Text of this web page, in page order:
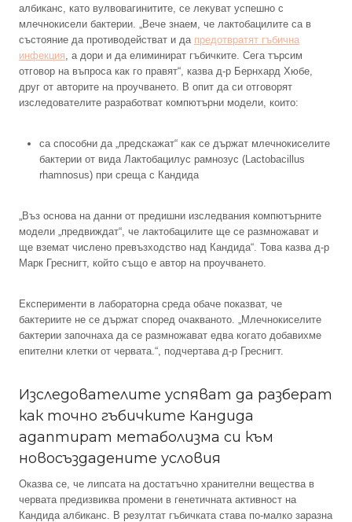
албиканс, като вулвовагинитите, се лекуват успешно с
млечнокисели бактерии. „Вече знаем, че лактобацилите са в
състояние да противодействат и да предотвратят гъбична
инфекция, а дори и да елиминират гъбичките. Сега търсим
отговор на въпроса как го правят“, казва д-р Бернхард Хюбе,
друг от авторите на проучването. В опит да си отговорят
изследователите разработват компютърни модели, които:
са способни да „предскажат“ как се държат млечнокиселите
бактерии от вида Лактобацилус рамнозус (Lactobacillus
rhamnosus) при среща с Кандида
„Въз основа на данни от предишни изследвания компютърните
модели „предвиждат“, че лактобацилите ще се размножават и
ще вземат числено превъзходство над Кандида“. Това казва д-р
Марк Греснигт, който също е автор на проучването.
Експерименти в лабораторна среда обаче показват, че
бактериите не се държат според очакваното. „Млечнокиселите
бактерии започнаха да се размножават едва когато добавихме
епителни клетки от червата.“, подчертава д-р Греснигт.
Изследователите успяват да разберат
как точно гъбичките Кандида
адаптират метаболизма си към
новосъздадените условия
Оказва се, че липсата на достатъчно хранителни вещества в
червата предизвиква промени в генетичната активност на
Кандида албиканс. В резултат гъбичката става по-малко заразна